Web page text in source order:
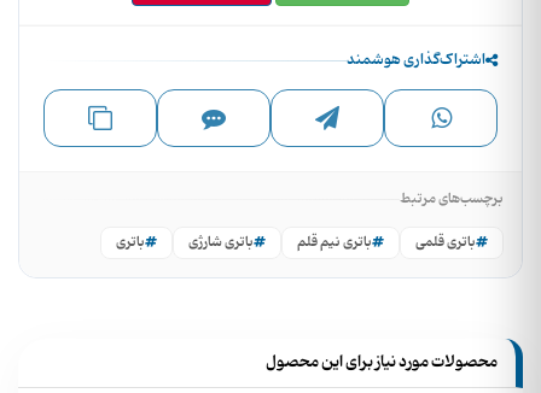
اشتراک‌گذاری هوشمند
برچسب‌های مرتبط
باتری قلمی
باتری نیم قلم باتری شارژی باتری
محصولات مورد نیاز برای این محصول